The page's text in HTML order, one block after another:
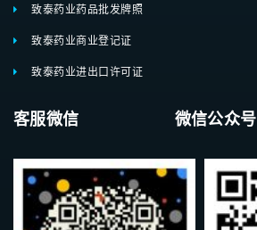
致泰药业药品批发牌照
致泰药业商业登记证
致泰药业进出口许可证
客服微信 微信公众号